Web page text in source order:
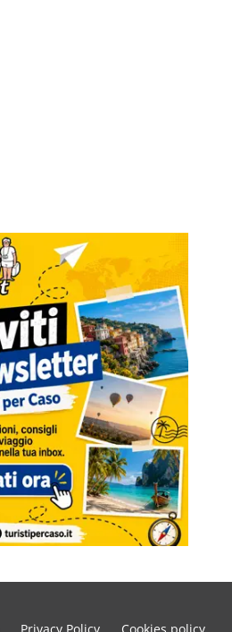
Privacy Policy Cookies policy